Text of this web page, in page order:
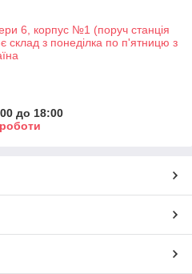
6, корпус №1 (поруч станція
з понеділка по п'ятницю з
до 18:00